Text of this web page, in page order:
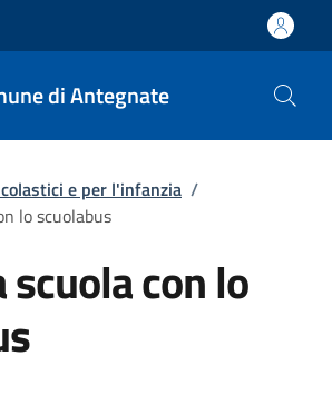
di Antegnate
panee per l'infanzia /
lo scuolabus
scuola con lo